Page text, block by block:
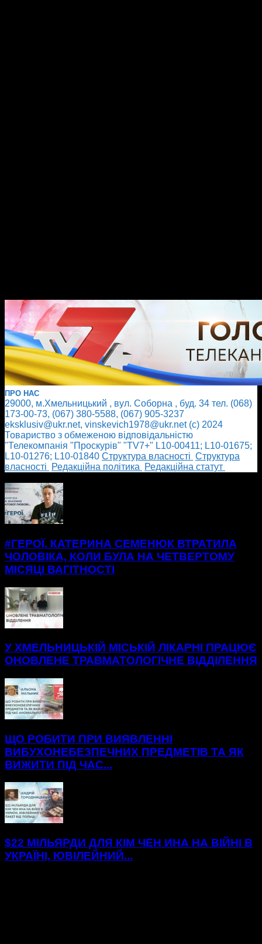
ПРО НАС
29000, м.Хмельницький , вул. Соборна , буд. 34 тел. (068)
173-00-73, (067) 380-5588, (067) 905-3237
eksklusiv@ukr.net, vinskevich1978@ukr.net (с) 2024
Товариство з обмеженою відповідальністю
"Телекомпанія "Проскурів" "TV7+" L10-00411; L10-01675;
L10-01276; L10-01840 Cтруктура власності Cтруктура
власності
Редакційна політика
Редакційна статут
#ГЕРОЇ. КАТЕРИНА СЕМЕНЮК ВТРАТИЛА
ЧОЛОВІКА, КОЛИ БУЛА НА ЧЕТВЕРТОМУ
МІСЯЦІ ВАГІТНОСТІ
У ХМЕЛЬНИЦЬКІЙ МІСЬКІЙ ЛІКАРНІ ПРАЦЮЄ
ОНОВЛЕНЕ ТРАВМАТОЛОГІЧНЕ ВІДДІЛЕННЯ
ЩО РОБИТИ ПРИ ВИЯВЛЕННІ
ВИБУХОНЕБЕЗПЕЧНИХ ПРЕДМЕТІВ ТА ЯК
ВИЖИТИ ПІД ЧАС...
$22 МІЛЬЯРДИ ДЛЯ КІМ ЧЕН ИНА НА ВІЙНІ В
УКРАЇНІ, ЮВІЛЕЙНИЙ...